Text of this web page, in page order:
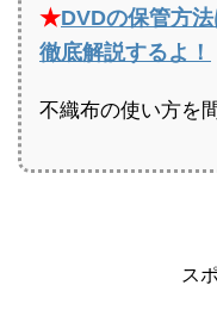
★DVDの保管方
徹底解説するよ！
不織布の使い方を
ス